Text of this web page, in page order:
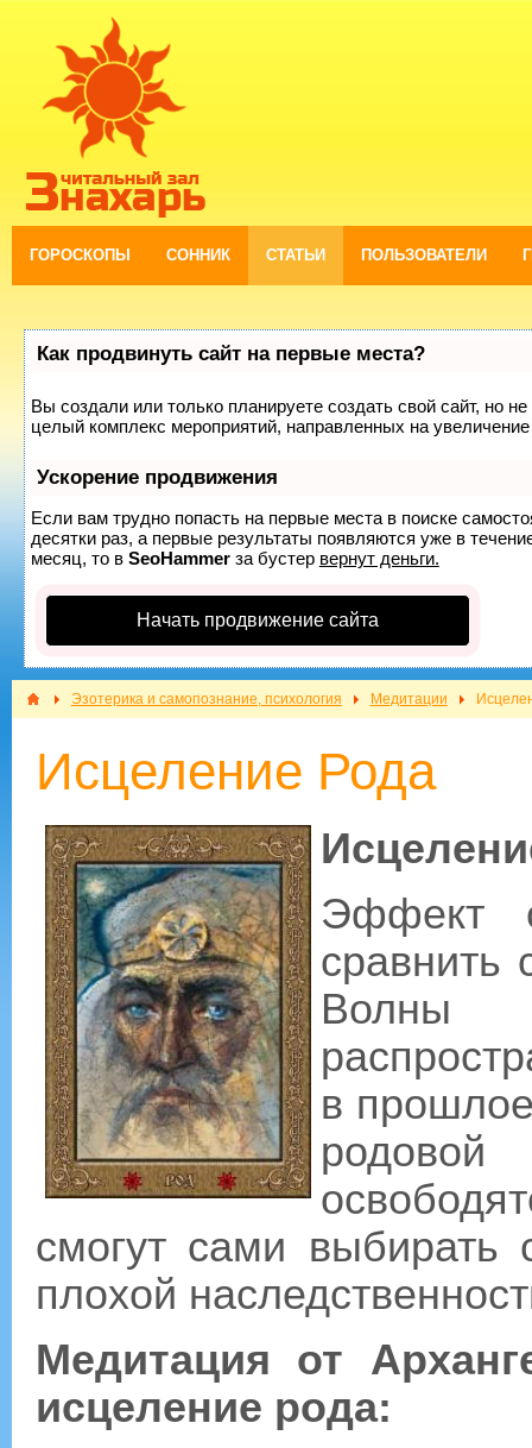
ГОРОСКОПЫ СОННИК СТАТЬИ ПОЛЬЗОВАТЕЛИ
Как продвинуть сайт на первые места?
Вы создали или только планируете создать свой сайт, но
целый комплекс мероприятий, направленных на
Ускорение продвижения
Если вам трудно попасть на первые места в поиске
десятки раз, а первые результаты появляются уже в
месяц, то в SeoHammerза бустер вернут деньги.
Начать продвижение сайта
Эзотерика и самопознание, психология Медитации
Исцеление Рода
Эффект
Волны
в
смогут сами
плохой
Медитация от
исцеление рода: